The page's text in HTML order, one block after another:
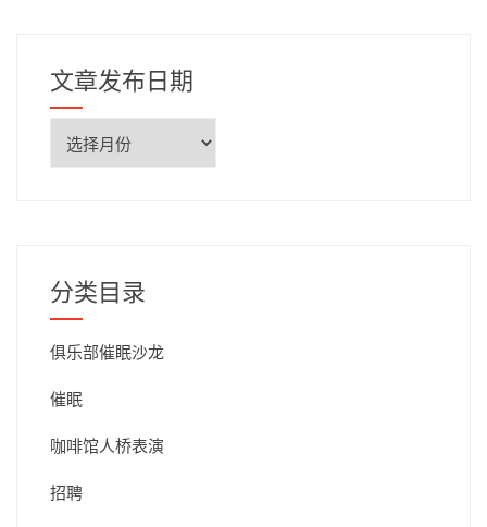
文章发布日期
期
分类目录
俱乐部催眠沙龙
催眠
咖啡馆人桥表演
招聘